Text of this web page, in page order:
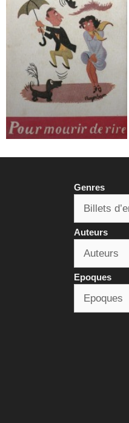
Genres
Auteurs
Epoques